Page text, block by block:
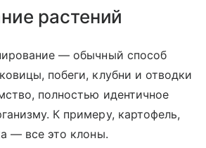
растений
— обычный способ
побеги, клубни и отводки
полностью идентичное
К примеру, картофель,
— все это клоны.